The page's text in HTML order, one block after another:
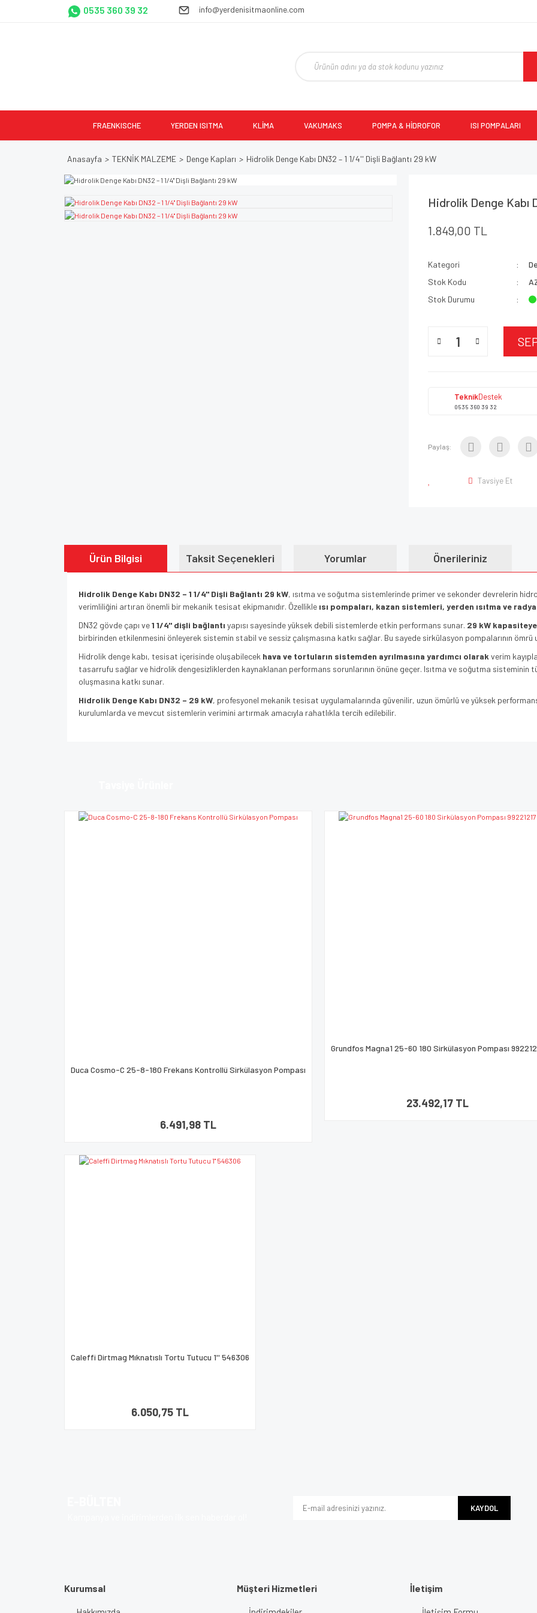
0535 360 39 32 info@yerdenisitmaonline.com
FRAENKISCHE YERDEN ISITMA KLİMA VAKUMAKS POMPA & HİDROFOR ISI POMPALARI
Anasayfa TEKNİK MALZEME Denge Kapları Hidrolik Denge Kabı DN32 – 1 1/4'' Dişli Bağlantı 29 kW
Hidrolik Denge Kabı
1.849,00 TL
Kategori
Stok Kodu
Stok Durumu
TeknikDestek
0535 360 39 32
Paylaş:
Tavsiye Et
Ürün Bilgisi Taksit Seçenekleri Yorumlar Önerileriniz
Hidrolik Denge Kabı DN32 – 1 1/4" Dişli Bağlantı 29 kW, ısıtma ve soğutma sistemlerinde primer ve sekonder devrelerin
verimliliğini artıran önemli bir mekanik tesisat ekipmanıdır. Özellikle ısı pompaları, kazan sistemleri, yerden ısıtma ve
DN32 gövde çapı ve1 1/4" dişli bağlantı yapısı sayesinde yüksek debili sistemlerde etkin performans sunar. 29 kW
birbirinden etkilenmesini önleyerek sistemin stabil ve sessiz çalışmasına katkı sağlar. Bu sayede sirkülasyon pompalarının ömrü
Hidrolik denge kabı, tesisat içerisinde oluşabilecek hava ve tortuların sistemden ayrılmasına yardımcı olarak verim
tasarrufu sağlar ve hidrolik dengesizliklerden kaynaklanan performans sorunlarının önüne geçer. Isıtma ve soğutma sisteminin
oluşmasına katkı sunar.
Hidrolik Denge Kabı DN32 – 29 kW, profesyonel mekanik tesisat uygulamalarında güvenilir, uzun ömürlü ve yüksek
kurulumlarda ve mevcut sistemlerin verimini artırmak amacıyla rahatlıkla tercih edilebilir.
Yorum Yaz
Ürün açıklamasında eksik bilgiler bulunuyor.
Duca Cosmo-C 25-8-180 Frekans Kontrollü Sirkülasyon Pompası
6.491,98 TL
Grundfos Magna1 25-60 180 Sirkülasyon Pompası
23.492,17 TL
Caleffi Dirtmag Mıknatıslı Tortu Tutucu 1'' 546306
6.050,75 TL
KAYDOL
Kurumsal Müşteri Hizmetleri İletişim